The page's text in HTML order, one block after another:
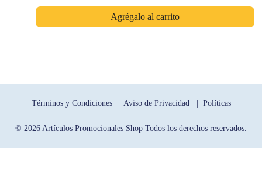
Agrégalo al carrito
Términos y Condiciones | Aviso de Privacidad | Políticas
© 2026 Artículos Promocionales Shop Todos los derechos reservados.